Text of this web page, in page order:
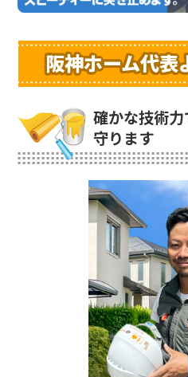
阪神ホーム代表
確かな技術
守ります